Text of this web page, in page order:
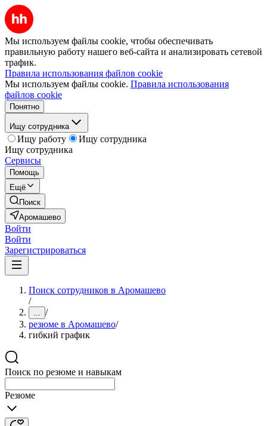
Мы используем файлы cookie, чтобы обеспечивать
правильную работу нашего веб-сайта и анализировать сетевой
трафик.
Правила использования файлов cookie
Мы используем файлы cookie. Правила использования
файлов cookie
Понятно
Ищу сотрудника
Ищу работу
Ищу сотрудника
Ищу сотрудника
Сервисы
Помощь
Ещё
Поиск
Аромашево
Войти
Войти
Зарегистрироваться
Поиск сотрудников в Аромашево
/
... /
резюме в Аромашево/
гибкий график
Поиск по резюме и навыкам
Резюме